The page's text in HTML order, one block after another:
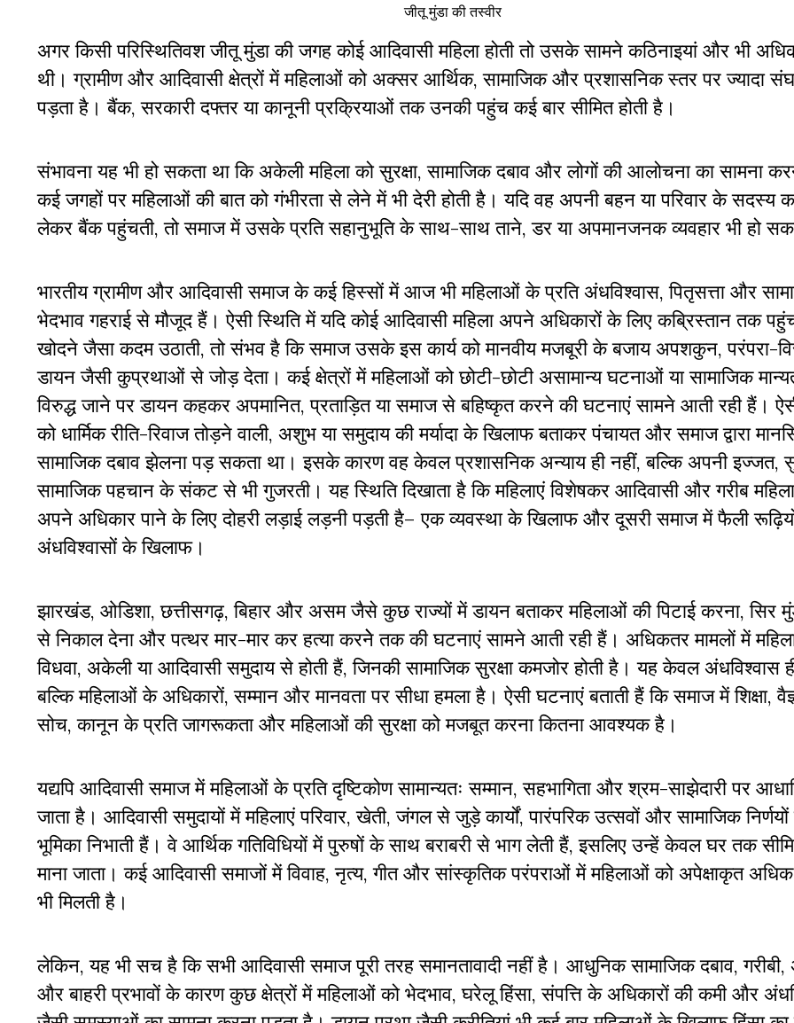
जीतू मुंडा की तस्वीर
अगर किसी परिस्थितिवश जीतू मुंडा की जगह कोई आदिवासी महिला होती तो उसके सामने कठिनाइयां और भी
थी। ग्रामीण और आदिवासी क्षेत्रों में महिलाओं को अक्सर आर्थिक, सामाजिक और प्रशासनिक स्तर पर ज्यादा
पड़ता है। बैंक, सरकारी दफ्तर या कानूनी प्रक्रियाओं तक उनकी पहुंच कई बार सीमित होती है।
संभावना यह भी हो सकता था कि अकेली महिला को सुरक्षा, सामाजिक दबाव और लोगों की आलोचना का सामना
कई जगहों पर महिलाओं की बात को गंभीरता से लेने में भी देरी होती है। यदि वह अपनी बहन या परिवार के सदस्य
लेकर बैंक पहुंचती, तो समाज में उसके प्रति सहानुभूति के साथ-साथ ताने, डर या अपमानजनक व्यवहार भी हो
भारतीय ग्रामीण और आदिवासी समाज के कई हिस्सों में आज भी महिलाओं के प्रति अंधविश्वास, पितृसत्ता और
भेदभाव गहराई से मौजूद हैं। ऐसी स्थिति में यदि कोई आदिवासी महिला अपने अधिकारों के लिए कब्रिस्तान तक
खोदने जैसा कदम उठाती, तो संभव है कि समाज उसके इस कार्य को मानवीय मजबूरी के बजाय अपशकुन, परंपरा-
डायन जैसी कुप्रथाओं से जोड़ देता। कई क्षेत्रों में महिलाओं को छोटी-छोटी असामान्य घटनाओं या सामाजिक
विरुद्ध जाने पर डायन कहकर अपमानित, प्रताड़ित या समाज से बहिष्कृत करने की घटनाएं सामने आती रही हैं।
को धार्मिक रीति-रिवाज तोड़ने वाली, अशुभ या समुदाय की मर्यादा के खिलाफ बताकर पंचायत और समाज द्वारा
सामाजिक दबाव झेलना पड़ सकता था। इसके कारण वह केवल प्रशासनिक अन्याय ही नहीं, बल्कि अपनी इज्जत,
सामाजिक पहचान के संकट से भी गुजरती। यह स्थिति दिखाता है कि महिलाएं विशेषकर आदिवासी और गरीब
अपने अधिकार पाने के लिए दोहरी लड़ाई लड़नी पड़ती है– एक व्यवस्था के खिलाफ और दूसरी समाज में फैली
अंधविश्वासों के खिलाफ।
झारखंड, ओडिशा, छत्तीसगढ़, बिहार और असम जैसे कुछ राज्यों में डायन बताकर महिलाओं की पिटाई करना, सिर
से निकाल देना और पत्थर मार-मार कर हत्या करनेे तक की घटनाएं सामने आती रही हैं। अधिकतर मामलों में
विधवा, अकेली या आदिवासी समुदाय से होती हैं, जिनकी सामाजिक सुरक्षा कमजोर होती है। यह केवल अंधविश्वास
बल्कि महिलाओं के अधिकारों, सम्मान और मानवता पर सीधा हमला है। ऐसी घटनाएं बताती हैं कि समाज में शिक्षा,
सोच, कानून के प्रति जागरूकता और महिलाओं की सुरक्षा को मजबूत करना कितना आवश्यक है।
यद्यपि आदिवासी समाज में महिलाओं के प्रति दृष्टिकोण सामान्यतः सम्मान, सहभागिता और श्रम-साझेदारी पर
जाता है। आदिवासी समुदायों में महिलाएं परिवार, खेती, जंगल से जुड़े कार्यों, पारंपरिक उत्सवों और सामाजिक निर्णयों
भूमिका निभाती हैं। वे आर्थिक गतिविधियों में पुरुषों के साथ बराबरी से भाग लेती हैं, इसलिए उन्हें केवल घर तक
माना जाता। कई आदिवासी समाजों में विवाह, नृत्य, गीत और सांस्कृतिक परंपराओं में महिलाओं को अपेक्षाकृत
भी मिलती है।
लेकिन, यह भी सच है कि सभी आदिवासी समाज पूरी तरह समानतावादी नहीं है। आधुनिक सामाजिक दबाव, गरीबी,
और बाहरी प्रभावों के कारण कुछ क्षेत्रों में महिलाओं को भेदभाव, घरेलू हिंसा, संपत्ति के अधिकारों की कमी और